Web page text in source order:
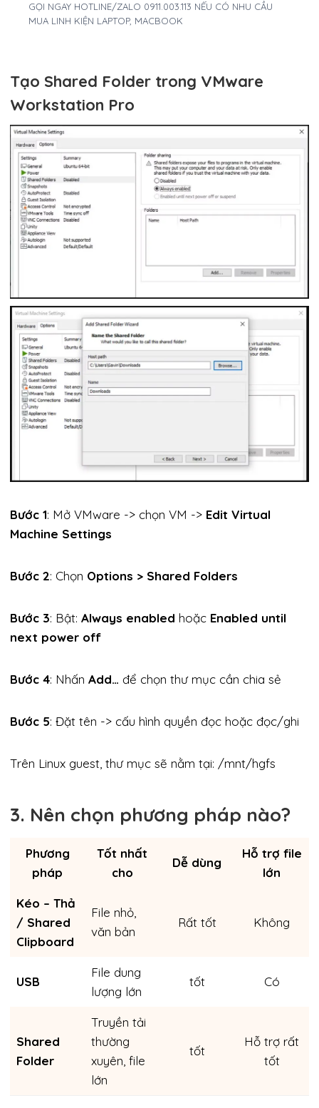
GỌI NGAY HOTLINE/ZALO 0911.003.113 NẾU CÓ NHU CẦU
MUA LINH KIỆN LAPTOP, MACBOOK
Tạo Shared Folder trong VMware
Workstation Pro
Bước 1: Mở VMware -> chọn VM -> Edit Virtual
Machine Settings
Bước 2: Chọn Options > Shared Folders
Bước 3: Bật: Always enabled hoặc Enabled until
next power off
Bước 4: Nhấn Add… để chọn thư mục cần chia sẻ
Bước 5: Đặt tên -> cấu hình quyền đọc hoặc đọc/ghi
Trên Linux guest, thư mục sẽ nằm tại: /mnt/hgfs
3. Nên chọn phương pháp nào?
Phương
pháp
Tốt nhất
cho
Dễ dùng
Hỗ trợ file
lớn
Kéo – Thả
/ Shared
Clipboard
File nhỏ,
văn bản
Rất tốt Không
USB
File dung
lượng lớn
tốt Có
Shared
Folder
Truyền tải
thường
xuyên, file
lớn
tốt
Hỗ trợ rất
tốt